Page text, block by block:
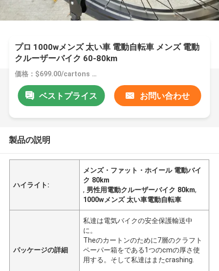
プロ 1000wメンズ 太い車 電動自転車 メンズ 電動
クルーザーバイク 60-80km
価格：$699.00/cartons 1-49 cartons
ベストプライス お問い合わせ
製品の説明
ハイライト:
メンズ・ファット・ホイール 電動バイ
ク 80km
, 男性用電動クルーザーバイク 80km,
1000wメンズ 太い車電動自転車
パッケージの詳細
私達は電気バイクの安全保護輸送中
に。
Theのカートンのために7層のクラフト
ペーパー箱をである1つのcmの厚さ使
用する。そして私達はまたcrashing.